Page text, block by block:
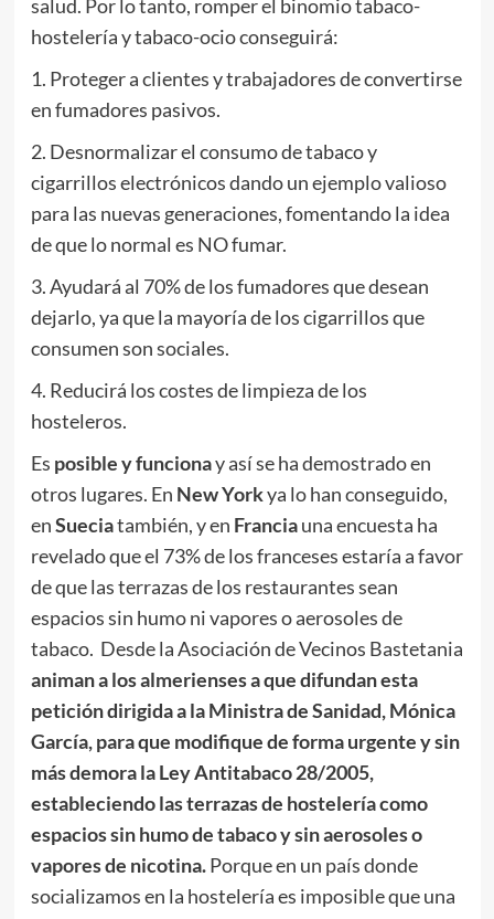
salud. Por lo tanto, romper el binomio tabaco-
hostelería y tabaco-ocio conseguirá:
1. Proteger a clientes y trabajadores de convertirse
en fumadores pasivos.
2. Desnormalizar el consumo de tabaco y
cigarrillos electrónicos dando un ejemplo valioso
para las nuevas generaciones, fomentando la idea
de que lo normal es NO fumar.
3. Ayudará al 70% de los fumadores que desean
dejarlo, ya que la mayoría de los cigarrillos que
consumen son sociales.
4. Reducirá los costes de limpieza de los
hosteleros.
Es posible y funcionay así se ha demostrado en
otros lugares. En New Yorkya lo han conseguido,
enSueciatambién, y en Franciauna encuesta ha
revelado que el 73% de los franceses estaría a favor
de que las terrazas de los restaurantes sean
espacios sin humo ni vapores o aerosoles de
tabaco. Desde la Asociación de Vecinos Bastetania
animan a los almerienses a que difundan esta
petición dirigida a la Ministra de Sanidad, Mónica
García, para que modifique de forma urgente y sin
más demora la Ley Antitabaco 28/2005,
estableciendo las terrazas de hostelería como
espacios sin humo de tabaco y sin aerosoles o
vapores de nicotina.Porque en un país donde
socializamos en la hostelería es imposible que una